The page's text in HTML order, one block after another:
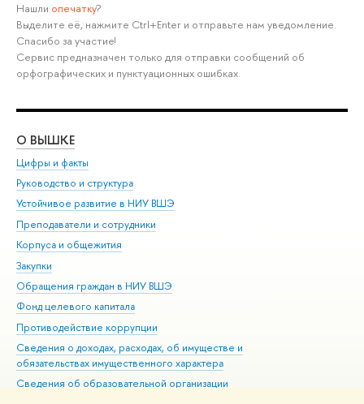
Нашли опечатку?
Выделите её, нажмите Ctrl+Enter и отправьте нам уведомление.
Спасибо за участие!
Сервис предназначен только для отправки сообщений об
орфографических и пунктуационных ошибках.
О ВЫШКЕ
Цифры и факты
Руководство и структура
Устойчивое развитие в НИУ ВШЭ
Преподаватели и сотрудники
Корпуса и общежития
Закупки
Обращения граждан в НИУ ВШЭ
Фонд целевого капитала
Противодействие коррупции
Сведения о доходах, расходах, об имуществе и
обязательствах имущественного характера
Сведения об образовательной организации